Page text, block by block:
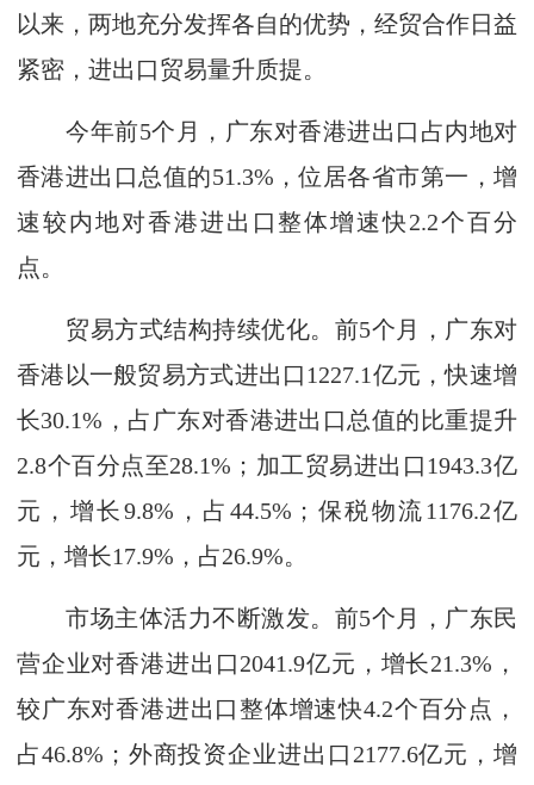
以来，两地充分发挥各自的优势，经贸合作日益
紧密，进出口贸易量升质提。
今年前5个月，广东对香港进出口占内地对
香港进出口总值的51.3%，位居各省市第一，增
速较内地对香港进出口整体增速快2.2个百分
点。
贸易方式结构持续优化。前5个月，广东对
香港以一般贸易方式进出口1227.1亿元，快速增
长30.1%，占广东对香港进出口总值的比重提升
2.8个百分点至28.1%；加工贸易进出口1943.3亿
元，增长9.8%，占44.5%；保税物流1176.2亿
元，增长17.9%，占26.9%。
市场主体活力不断激发。前5个月，广东民
营企业对香港进出口2041.9亿元，增长21.3%，
较广东对香港进出口整体增速快4.2个百分点，
占46.8%；外商投资企业进出口2177.6亿元，增